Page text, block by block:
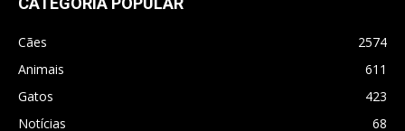
Cães
2574
Animais
611
Gatos
423
Notícias
68